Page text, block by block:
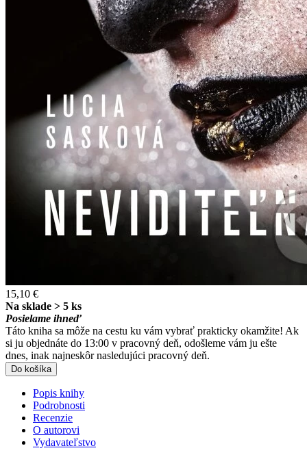
15,10 €
Na sklade > 5 ks
Posielame ihneď
Táto kniha sa môže na cestu ku vám vybrať prakticky okamžite! Ak
si ju objednáte do 13:00 v pracovný deň, odošleme vám ju ešte
dnes, inak najneskôr nasledujúci pracovný deň.
Do košíka
Popis knihy
Podrobnosti
Recenzie
O autorovi
Vydavateľstvo